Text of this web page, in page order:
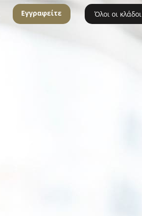
Εγγραφείτε Όλοι οι κλάδοι